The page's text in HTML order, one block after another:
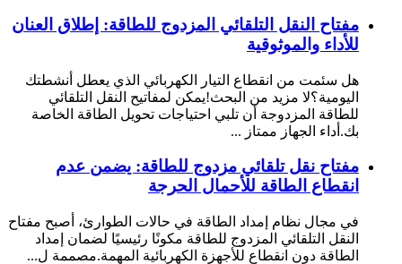
مفتاح النقل التلقائي المزدوج للطاقة: إطلاق العنان
للأداء والموثوقية
هل سئمت من انقطاع التيار الكهربائي الذي يعطل أنشطتك
اليومية؟لا مزيد من البحث!يمكن لمفاتيح النقل التلقائي
للطاقة المزدوجة أن تلبي احتياجات تحويل الطاقة الخاصة
بك.أداء الجهاز ممتاز ...
مفتاح نقل تلقائي مزدوج للطاقة: يضمن عدم
انقطاع الطاقة للأحمال الحرجة
في مجال نظام إمداد الطاقة في حالات الطوارئ، أصبح مفتاح
النقل التلقائي المزدوج للطاقة مكونًا رئيسيًا لضمان إمداد
الطاقة دون انقطاع للأجهزة الكهربائية المهمة.مصممة ل...